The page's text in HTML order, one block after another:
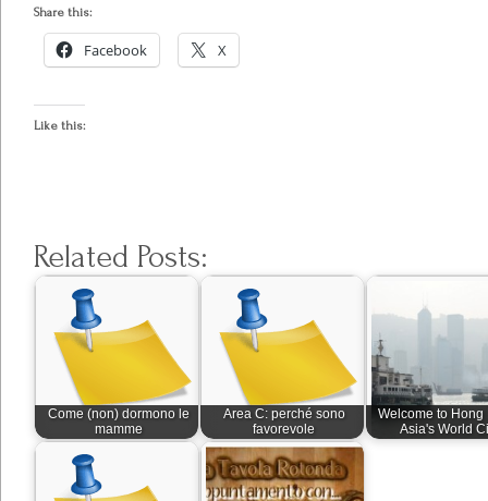
Share this:
Facebook X
Like this:
Related Posts:
Come (non) dormono le
mamme
Area C: perché sono
favorevole
Welcome to Hong
Asia's World